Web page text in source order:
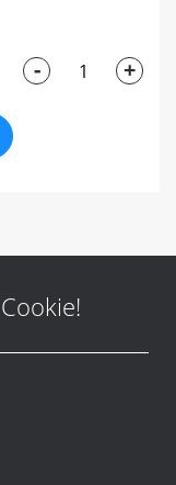
- +